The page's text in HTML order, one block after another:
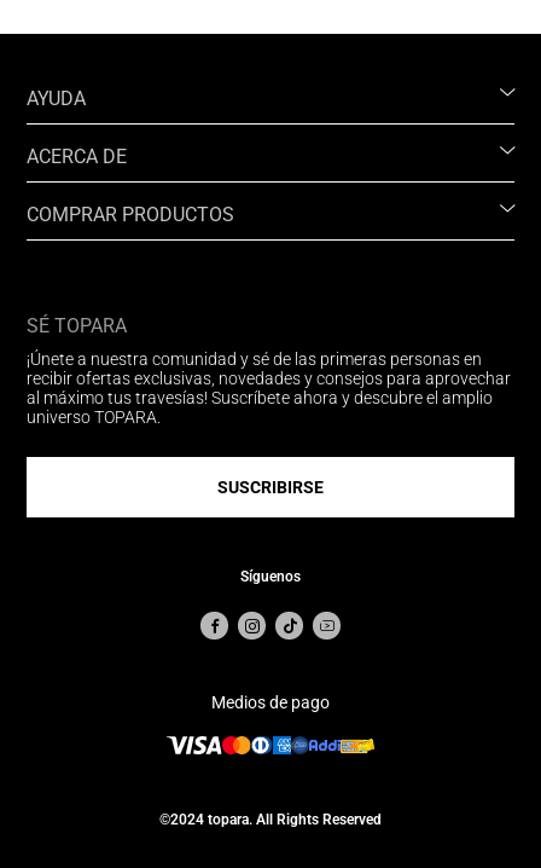
AYUDA
ACERCA DE
COMPRAR PRODUCTOS
SÉ TOPARA
¡Únete a nuestra comunidad y sé de las primeras personas en
recibir ofertas exclusivas, novedades y consejos para aprovechar
al máximo tus travesías! Suscríbete ahora y descubre el amplio
universo TOPARA.
SUSCRIBIRSE
Síguenos
Medios de pago
©2024 topara. All Rights Reserved